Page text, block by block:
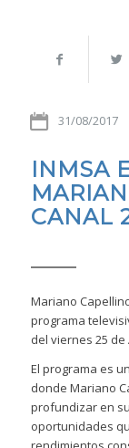
31/08/2017
INMSA
CANAL
Mariano
programa
del viernes 25 de
El programa es
donde Mariano
profundizar en
oportunidades